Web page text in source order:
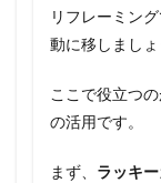
リフレーミン
動に移しましょ
ここで役立つの
の活用です。
まず、 ラッキ